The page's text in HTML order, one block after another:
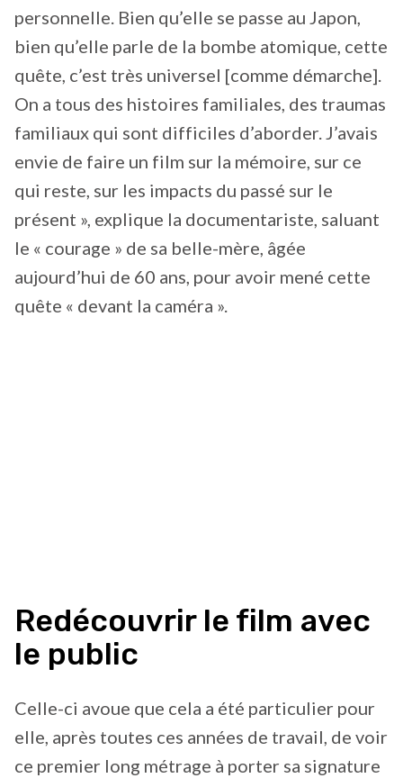
personnelle. Bien qu’elle se passe au Japon,
bien qu’elle parle de la bombe atomique, cette
quête, c’est très universel [comme démarche].
On a tous des histoires familiales, des traumas
familiaux qui sont difficiles d’aborder. J’avais
envie de faire un film sur la mémoire, sur ce
qui reste, sur les impacts du passé sur le
présent », explique la documentariste, saluant
le « courage » de sa belle-mère, âgée
aujourd’hui de 60 ans, pour avoir mené cette
quête « devant la caméra ».
Redécouvrir le film avec
le public
Celle-ci avoue que cela a été particulier pour
elle, après toutes ces années de travail, de voir
ce premier long métrage à porter sa signature